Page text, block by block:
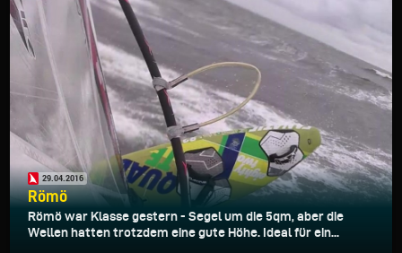
29.04.2016
Römö
Römö war Klasse gestern - Segel um die 5qm, aber die
Wellen hatten trotzdem eine gute Höhe. Ideal für ein...